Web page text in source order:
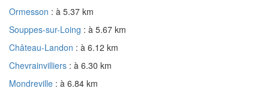
Ormesson : à 5.37 km
Souppes-sur-Loing : à 5.67 km
Château-Landon : à 6.12 km
Chevrainvilliers : à 6.30 km
Mondreville : à 6.84 km